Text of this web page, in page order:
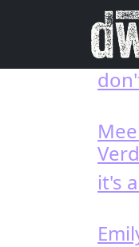
Skip to main content
it's